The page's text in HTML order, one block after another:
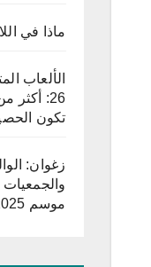
ماذا في
الألعاب
26:
تكون
زغوان:
والجمعيات
موسم 2025-2026